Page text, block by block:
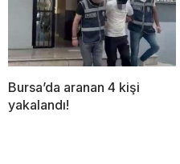
Bursa’da aranan 4 kişi
yakalandı!